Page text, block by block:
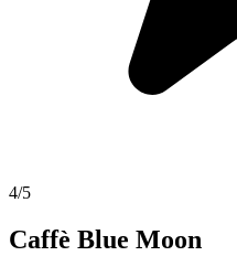
4/5
Caffè Blue Moon